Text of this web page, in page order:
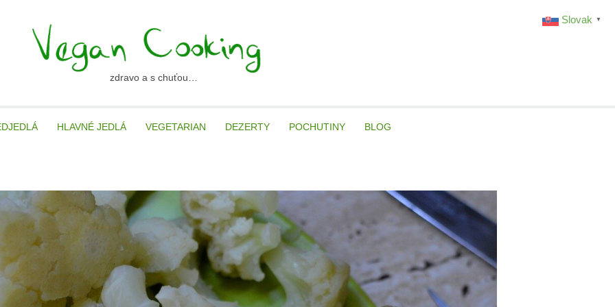
zdravo a s chuťou…
HLAVNÉ JEDLÁ VEGETARIAN DEZERTY POCHUTINY BLOG
Slovak ▼